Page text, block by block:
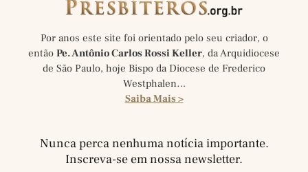
Por anos este site foi orientado pelo seu criador, o
então Pe. Antônio Carlos Rossi Keller, da Arquidiocese
de São Paulo, hoje Bispo da Diocese de Frederico
Westphalen…
Saiba Mais >
Nunca perca nenhuma notícia importante.
Inscreva-se em nossa newsletter.